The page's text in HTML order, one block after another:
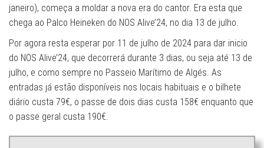
janeiro), começa a moldar a nova era do cantor. Era esta que
chega ao Palco Heineken do NOS Alive’24, no dia 13 de julho.
Por agora resta esperar por 11 de julho de 2024 para dar inicio
do NOS Alive’24, que decorrerá durante 3 dias, ou seja até 13 de
julho, e como sempre no Passeio Marítimo de Algés. As
entradas já estão disponíveis nos locais habituais e o bilhete
diário custa 79€, o passe de dois dias custa 158€ enquanto que
o passe geral custa 190€.